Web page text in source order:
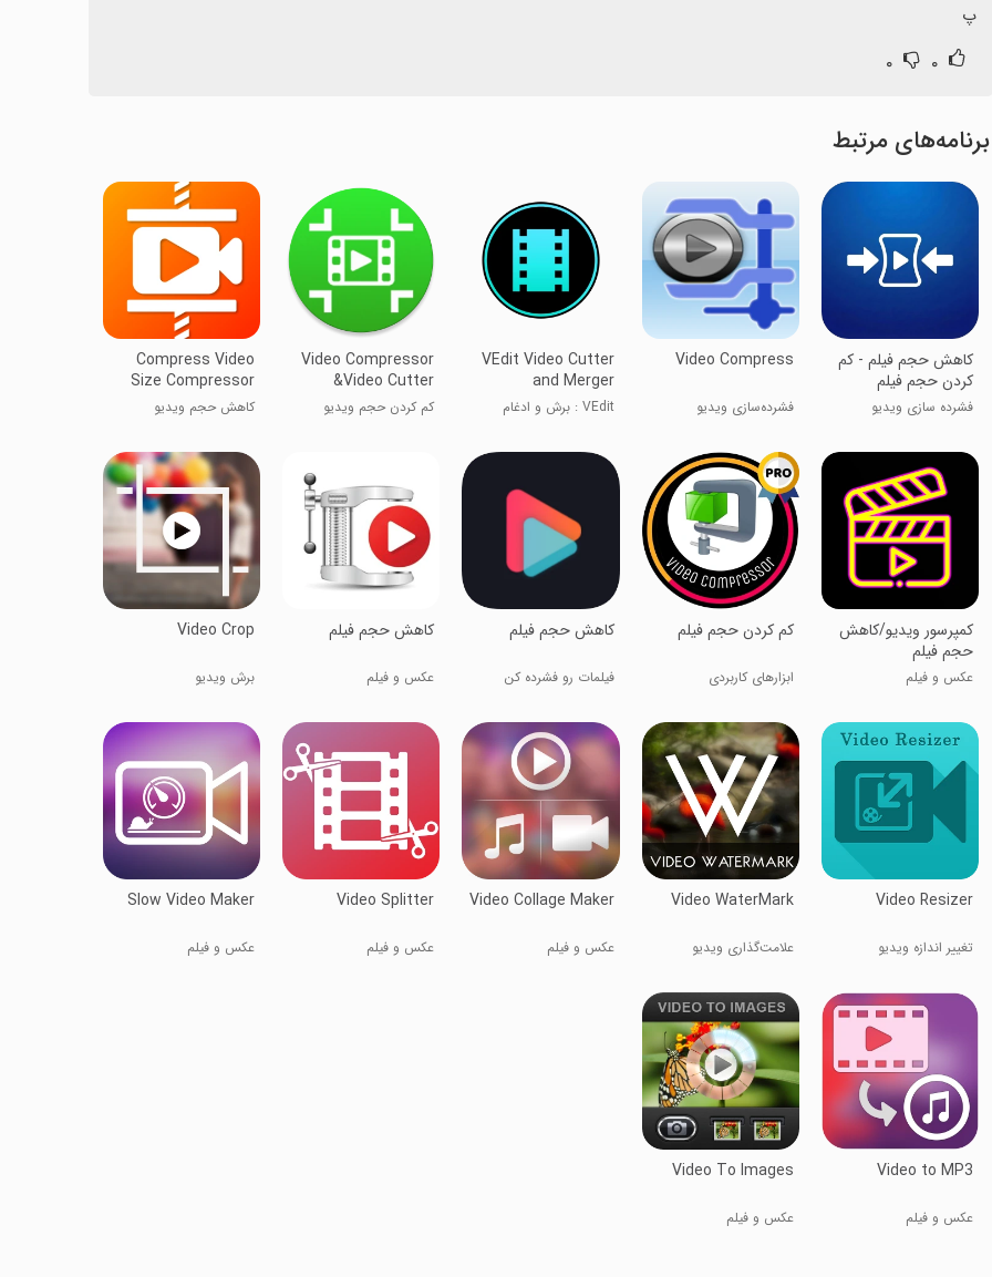
پ
۰ ۰
برنامه‌های مرتبط
‏‏کاهش حجم فیلم - کم
کردن حجم فیلم
فشرده سازی ویدیو
Video Compress
فشرده‌سازی ویدیو
VEdit Video Cutter
and Merger
VEdit : برش و ادغام
Video Compressor
&Video Cutter
کم کردن حجم ویدیو
Compress Video
Size Compressor
کاهش حجم ویدیو
کمپرسور ویدیو/کاهش
حجم فیلم
عکس و فیلم
کم کردن حجم فیلم
ابزارهای کاربردی
کاهش حجم فیلم
فیلمات رو فشرده کن
کاهش حجم فیلم
عکس و فیلم
Video Crop
برش ویدیو
Video Resizer
تغییر اندازه ویدیو
Video WaterMark
علامت‌گذاری ویدیو
Video Collage Maker
عکس و فیلم
Video Splitter
عکس و فیلم
Slow Video Maker
عکس و فیلم
Video to MP3
عکس و فیلم
Video To Images
عکس و فیلم